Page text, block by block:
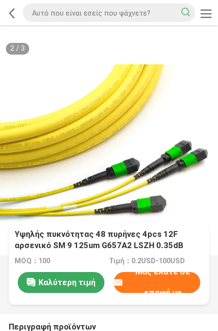
2/ 3
Υψηλής πυκνότητας 48 πυρήνες 4pcs 12F
αρσενικό SM 9 125um G657A2 LSZH 0.35dB
Max. MPO Patch Cable για σύστημα
επικοινωνίας 100G Fiber Optic Cord Type B
MOQ：100 Τιμή：0.2USD-100USD
Καλύτερη τιμή
Μας ελάτε σε
επαφή με
Περιγραφή προϊόντων